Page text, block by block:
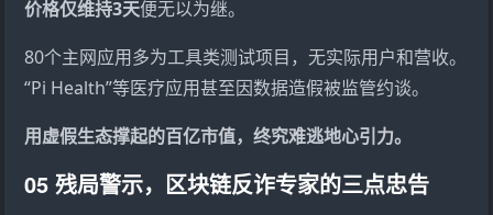
价格仅维持3天便无以为继。
80个主网应用多为工具类测试项目，无实际用户和营收。
“Pi Health”等医疗应用甚至因数据造假被监管约谈。
用虚假生态撑起的百亿市值，终究难逃地心引力。
05 残局警示，区块链反诈专家的三点忠告